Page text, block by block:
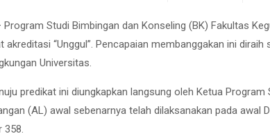
Program Studi Bimbingan dan Konseling (BK) Fakultas
akreditasi “Unggul”. Pencapaian membanggakan ini
Universitas.
predikat ini diungkapkan langsung oleh Ketua
(AL) awal sebenarnya telah dilaksanakan pada awal
358.